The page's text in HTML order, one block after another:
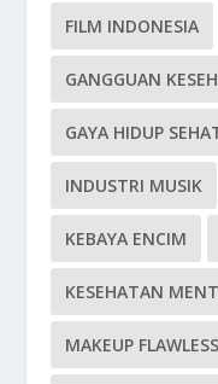
FILM INDONESIA
GANGGUAN
GAYA HIDUP
INDUSTRI MUSIK
KEBAYA ENCIM
KESEHATAN
MAKEUP FLAWLESS